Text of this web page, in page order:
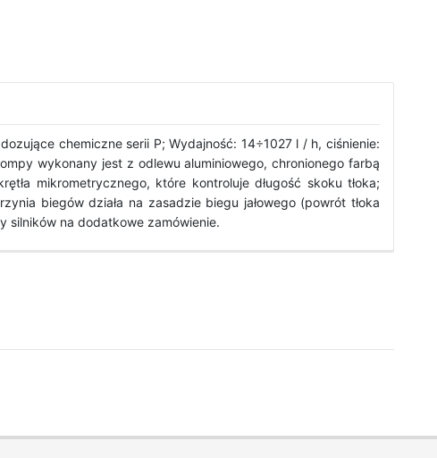
chemiczne serii P; Wydajność: 14÷1027 l / h, ciśnienie:
wykonany jest z odlewu aluminiowego, chronionego farbą
mikrometrycznego, które kontroluje długość skoku tłoka;
biegów działa na zasadzie biegu jałowego (powrót tłoka
na dodatkowe zamówienie.